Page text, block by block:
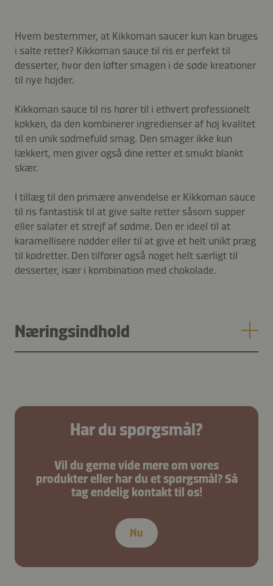
Hvem bestemmer, at Kikkoman saucer kun kan bruges
i salte retter? Kikkoman sauce til ris er perfekt til
desserter, hvor den løfter smagen i de søde kreationer
til nye højder.
Kikkoman sauce til ris hører til i ethvert professionelt
køkken, da den kombinerer ingredienser af høj kvalitet
til en unik sødmefuld smag. Den smager ikke kun
lækkert, men giver også dine retter et smukt blankt
skær.
I tillæg til den primære anvendelse er Kikkoman sauce
til ris fantastisk til at give salte retter såsom supper
eller salater et strejf af sødme. Den er ideel til at
karamellisere nødder eller til at give et helt unikt præg
til kødretter. Den tilfører også noget helt særligt til
desserter, især i kombination med chokolade.
Næringsindhold
Har du spørgsmål?
Vil du gerne vide mere om vores
produkter eller har du et spørgsmål? Så
tag endelig kontakt til os!
Nu